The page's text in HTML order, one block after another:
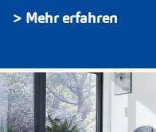
> Mehr erfahren